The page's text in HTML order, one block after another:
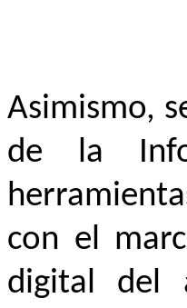
Asimismo,
de la
con el
digital del